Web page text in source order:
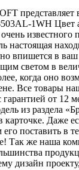
1WH Цвет
известного
настоящая
впишется в
светом в
когда оно
Все товары
от 12
из раздела
карточке. Даже
поставить в
Так же наша
дизайн